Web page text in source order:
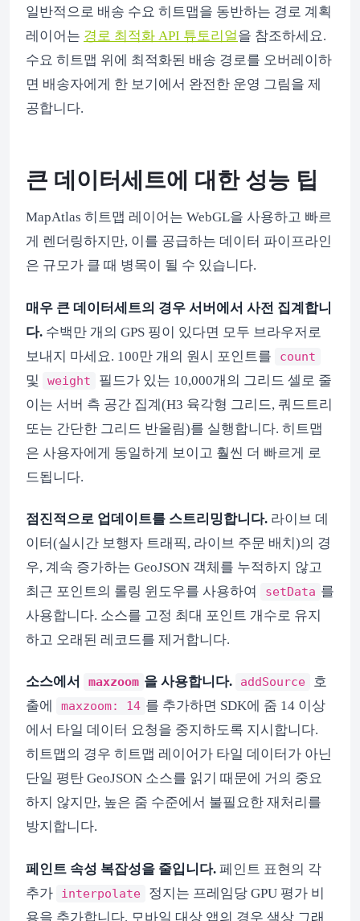
일반적으로 배송 수요 히트맵을 동반하는 경로 계획
레이어는 경로 최적화 API 튜토리얼 을 참조하세요.
수요 히트맵 위에 최적화된 배송 경로를 오버레이하
면 배송자에게 한 보기에서 완전한 운영 그림을 제
공합니다.
큰 데이터세트에 대한 성능 팁
MapAtlas 히트맵 레이어는 WebGL을 사용하고 빠르
게 렌더링하지만, 이를 공급하는 데이터 파이프라인
은 규모가 클 때 병목이 될 수 있습니다.
매우 큰 데이터세트의 경우 서버에서 사전 집계합니
다. 수백만 개의 GPS 핑이 있다면 모두 브라우저로
보내지 마세요. 100만 개의 원시 포인트를
count
및 weight
필드가 있는 10,000개의 그리드 셀로 줄
이는 서버 측 공간 집계(H3 육각형 그리드, 쿼드트리
또는 간단한 그리드 반올림)를 실행합니다. 히트맵
은 사용자에게 동일하게 보이고 훨씬 더 빠르게 로
드됩니다.
점진적으로 업데이트를 스트리밍합니다. 라이브 데
이터(실시간 보행자 트래픽, 라이브 주문 배치)의 경
우, 계속 증가하는 GeoJSON 객체를 누적하지 않고
최근 포인트의 롤링 윈도우를 사용하여
setData 를
사용합니다. 소스를 고정 최대 포인트 개수로 유지
하고 오래된 레코드를 제거합니다.
소스에서 maxzoom 을 사용합니다. addSource
호
출에
maxzoom: 14 를 추가하면 SDK에 줌 14 이상
에서 타일 데이터 요청을 중지하도록 지시합니다.
히트맵의 경우 히트맵 레이어가 타일 데이터가 아닌
단일 평탄 GeoJSON 소스를 읽기 때문에 거의 중요
하지 않지만, 높은 줌 수준에서 불필요한 재처리를
방지합니다.
페인트 속성 복잡성을 줄입니다. 페인트 표현의 각
추가
interpolate
정지는 프레임당 GPU 평가 비
용을 추가합니다. 모바일 대상 앱의 경우 색상 그래